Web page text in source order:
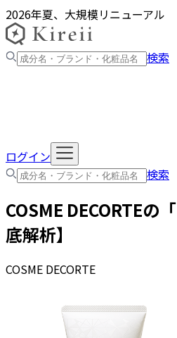
2026年夏、大規模リニューアル
検索
ログイン
検索
COSME DECORTEの「
底解析】
COSME DECORTE